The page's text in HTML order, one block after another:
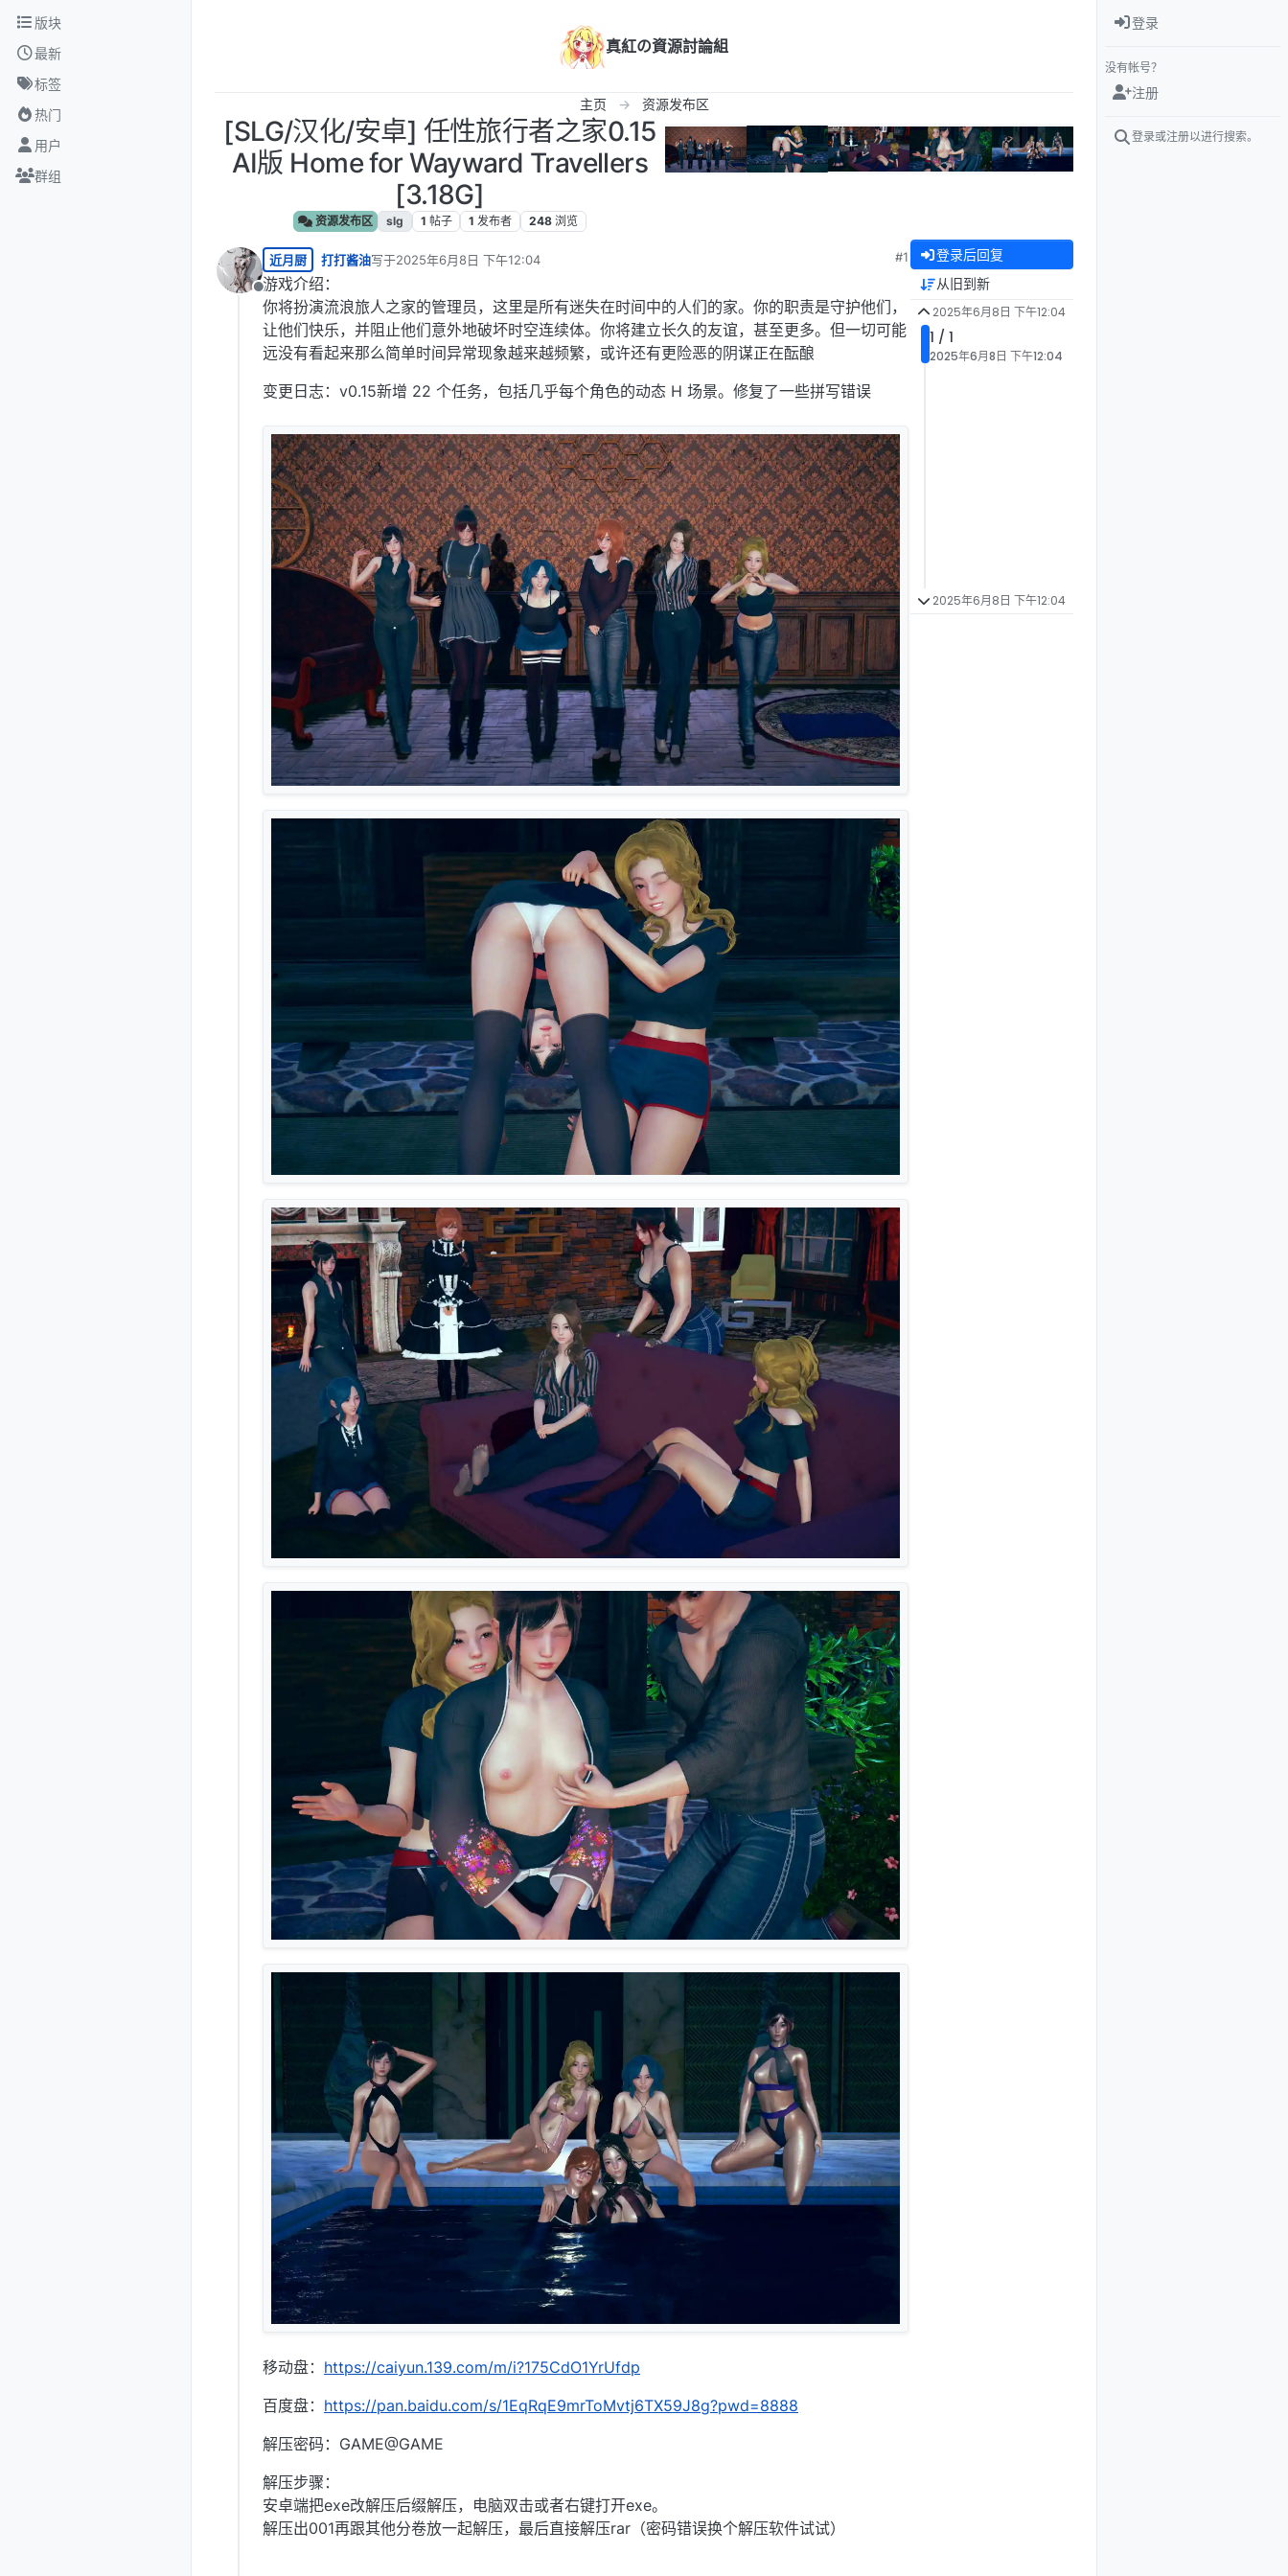
跳转至内容
版块
最新
标签
热门
用户
群组
真紅の資源討論組
主页 资源发布区
[SLG/汉化/安卓] 任性旅行者之家0.15
AI版 Home for Wayward Travellers
[3.18G]
资源发布区 slg 1 帖子 1 发布者 248 浏览
离线
近月厨 打打酱油写于2025年6月8日 下午12:04
最后由 编辑
#1
游戏介绍：
你将扮演流浪旅人之家的管理员，这里是所有迷失在时间中的人们的家。你的职责是守护他们，
让他们快乐，并阻止他们意外地破坏时空连续体。你将建立长久的友谊，甚至更多。但一切可能
远没有看起来那么简单时间异常现象越来越频繁，或许还有更险恶的阴谋正在酝酿
变更日志：v0.15新增 22 个任务，包括几乎每个角色的动态 H 场景。修复了一些拼写错误
移动盘： https://caiyun.139.com/m/i?175CdO1YrUfdp
百度盘： https://pan.baidu.com/s/1EqRqE9mrToMvtj6TX59J8g?pwd=8888
解压密码：GAME@GAME
解压步骤：
安卓端把exe改解压后缀解压，电脑双击或者右键打开exe。
解压出001再跟其他分卷放一起解压，最后直接解压rar（密码错误换个解压软件试试）
登录后回复
从旧到新
2025年6月8日 下午12:04
1 / 1
2025年6月8日 下午12:04
2025年6月8日 下午12:04
登录
没有帐号？
注册
登录或注册以进行搜索。